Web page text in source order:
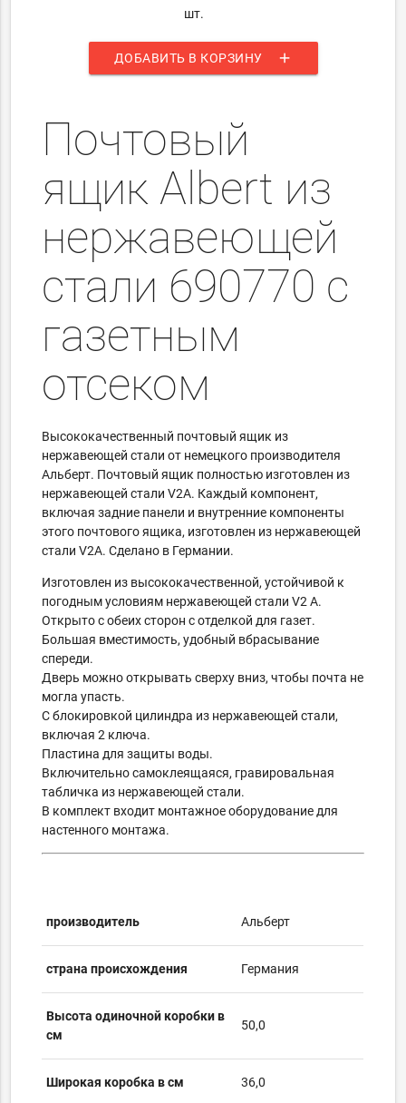
шт.
ДОБАВИТЬ В КОРЗИНУ add
Почтовый
ящик Albert из
нержавеющей
стали 690770 с
газетным
отсеком
Высококачественный почтовый ящик из
нержавеющей стали от немецкого производителя
Альберт. Почтовый ящик полностью изготовлен из
нержавеющей стали V2A. Каждый компонент,
включая задние панели и внутренние компоненты
этого почтового ящика, изготовлен из нержавеющей
стали V2A. Сделано в Германии.
Изготовлен из высококачественной, устойчивой к
погодным условиям нержавеющей стали V2 A.
Открыто с обеих сторон с отделкой для газет.
Большая вместимость, удобный вбрасывание
спереди.
Дверь можно открывать сверху вниз, чтобы почта не
могла упасть.
С блокировкой цилиндра из нержавеющей стали,
включая 2 ключа.
Пластина для защиты воды.
Включительносамоклеящаяся, гравировальная
табличка из нержавеющей стали.
В комплект входит монтажное оборудование для
настенного монтажа.
производитель Альберт
страна происхождения Германия
Высота одиночной коробки в
см
50,0
Широкая коробка в см 36,0